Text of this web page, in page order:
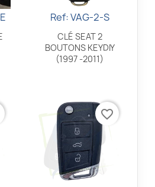
Aperçu rapide
Ref: VAG-2-S
CLÉ SEAT 2
BOUTONS KEYDIY
(1997 -2011)
favorite_border